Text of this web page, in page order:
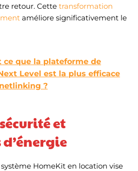
retour. Cette transformation
améliore significativement le
ce que la plateforme de
Level est la plus efficace
?
et
système HomeKit en location vise